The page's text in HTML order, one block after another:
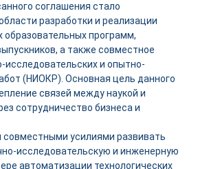
соглашения стало
разработки и реализации
программ,
а также совместное
исследовательских и опытно-
(НИОКР). Основная цель данного
связей между наукой и
сотрудничество бизнеса и
усилиями развивать
исследовательскую и инженерную
автоматизации технологических